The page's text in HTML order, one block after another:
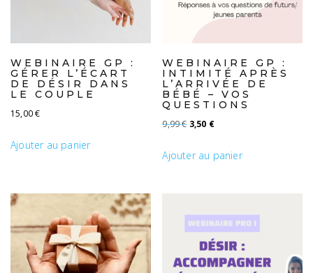
WEBINAIRE GP :
GÉRER L’ÉCART
DE DÉSIR DANS
LE COUPLE
15,00€
Ajouter au panier
WEBINAIRE GP :
INTIMITÉ APRÈS
L’ARRIVÉE DE
BÉBÉ – VOS
QUESTIONS
9,99€ Le prix initial était : 9,99 €.
3,50 €Le prix actuel est : 3,50
Ajouter au panier